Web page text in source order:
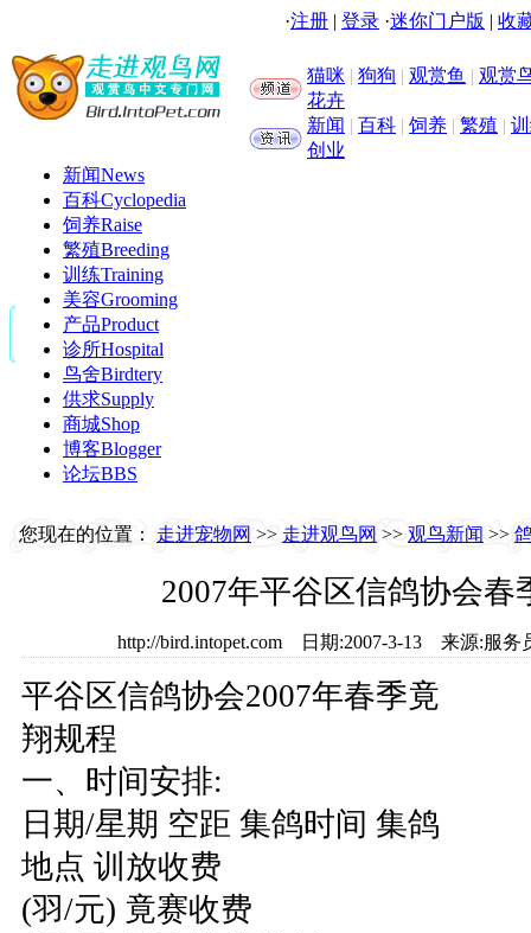
·注册 | 登录 ·迷你门户版 | 收
猫咪 | 狗狗 | 观赏鱼 | 观赏
花卉
新闻 | 百科 | 饲养 | 繁殖 |
创业
新闻News
百科Cyclopedia
饲养Raise
繁殖Breeding
训练Training
美容Grooming
产品Product
诊所Hospital
鸟舍Birdtery
供求Supply
商城Shop
博客Blogger
论坛BBS
您现在的位置： 走进宠物网 >> 走进观鸟网 >> 观鸟新闻 >>
2007年平谷区信鸽协会春
http://bird.intopet.com 日期:2007-3-13 来源:服
平谷区信鸽协会2007年春季竟
翔规程
一、时间安排:
日期/星期 空距 集鸽时间 集鸽
地点 训放收费
(羽/元) 竟赛收费